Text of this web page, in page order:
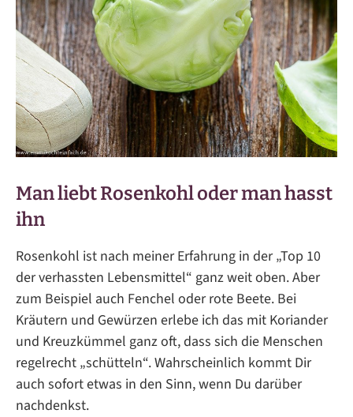
Man liebt Rosenkohl oder man hasst
ihn
Rosenkohl ist nach meiner Erfahrung in der „Top 10
der verhassten Lebensmittel“ ganz weit oben. Aber
zum Beispiel auch Fenchel oder rote Beete. Bei
Kräutern und Gewürzen erlebe ich das mit Koriander
und Kreuzkümmel ganz oft, dass sich die Menschen
regelrecht „schütteln“. Wahrscheinlich kommt Dir
auch sofort etwas in den Sinn, wenn Du darüber
nachdenkst.